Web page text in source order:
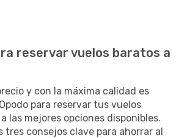
reservar vuelos baratos a
y con la máxima calidad es
para reservar tus vuelos
las mejores opciones disponibles.
tres consejos clave para ahorrar al